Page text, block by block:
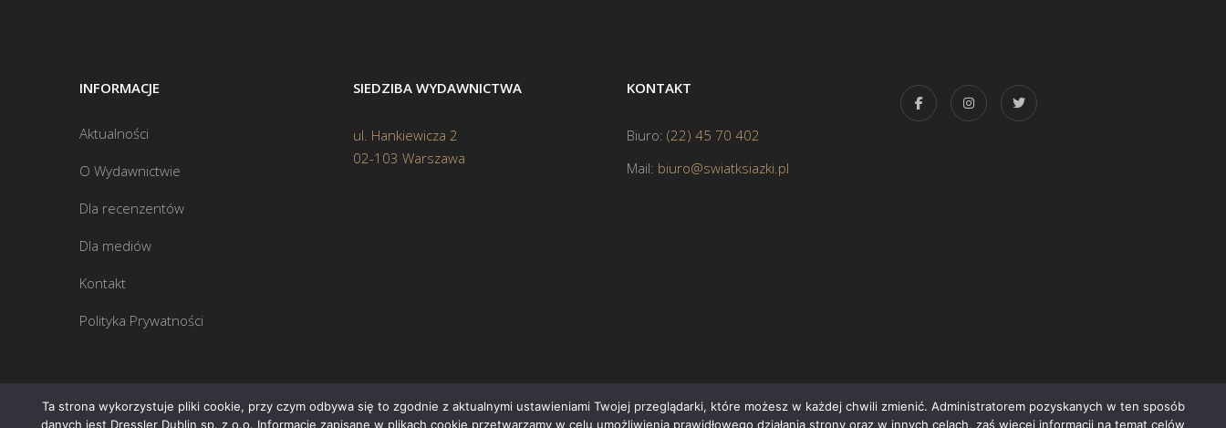
INFORMACJE
Aktualności
O Wydawnictwie
Dla recenzentów
Dla mediów
Kontakt
Polityka Prywatności
SIEDZIBA WYDAWNICTWA
ul. Hankiewicza 2
02-103 Warszawa
KONTAKT
Biuro: (22) 45 70 402
Mail: biuro@swiatksiazki.pl
Ta strona wykorzystuje pliki cookie, przy czym odbywa się to zgodnie z aktualnymi ustawieniami Twojej przeglądarki, które możesz w każdej chwili zmienić. Administratorem pozyskanych w ten sposób
danych jest Dressler Dublin sp. z o.o. Informacje zapisane w plikach cookie przetwarzamy w celu umożliwienia prawidłowego działania strony oraz w innych celach, zaś więcej informacji na temat celów